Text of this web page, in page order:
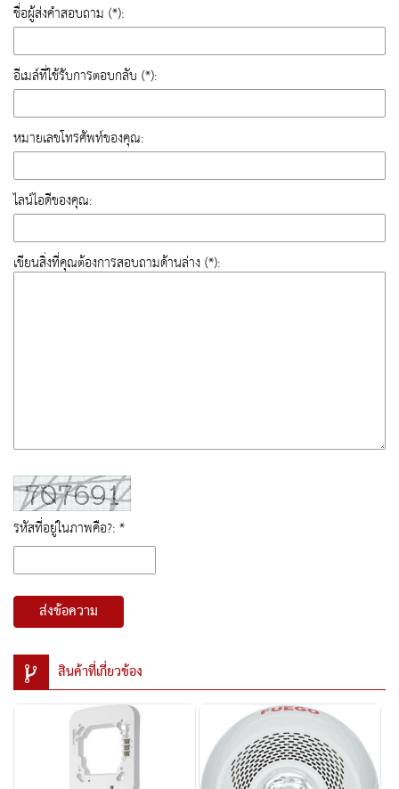
ชื่อผู้ส่งคำสอบถาม (*):
อีเมล์ที่ใช้รับการตอบกลับ (*):
หมายเลขโทรศัพท์ของคุณ:
ไลน์ไอดีของคุณ:
เขียนสิ่งที่คุณต้องการสอบถามด้านล่าง (*):
รหัสที่อยู่ในภาพคือ?: *
ส่งข้อความ
สินค้าที่เกี่ยวข้อง